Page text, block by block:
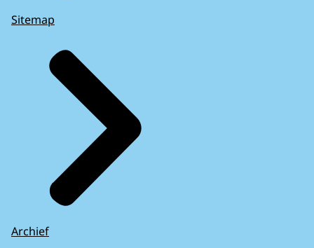
Sitemap
Archief